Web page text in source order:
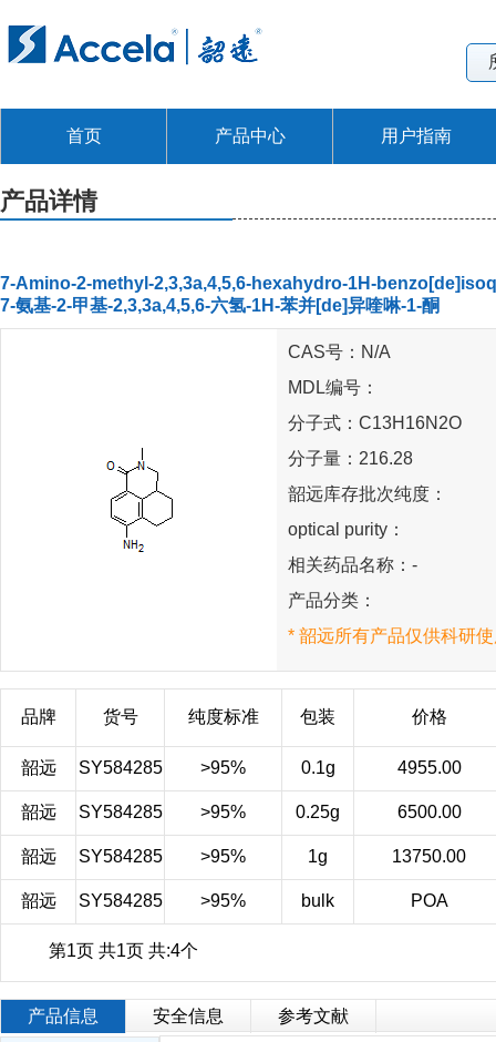
首页 产品中心 用户指南
产品详情
7-Amino-2-methyl-2,3,3a,4,5,6-hexahydro-1H-
7-氨基-2-甲基-2,3,3a,4,5,6-六氢-1H-苯并[de]异喹啉-1-酮
CAS号：N/A
MDL编号：
分子式：C13H16N2O
分子量：216.28
韶远库存批次纯度：
optical purity：
相关药品名称：-
产品分类：
* 韶远所有产品仅供科研
品牌 货号 纯度标准 包装 价格
韶远 SY584285 >95% 0.1g 4955.00
韶远 SY584285 >95% 0.25g 6500.00
韶远 SY584285 >95% 1g 13750.00
韶远 SY584285 >95% bulk POA
第1页 共1页 共:4个
产品信息 安全信息
参考文献